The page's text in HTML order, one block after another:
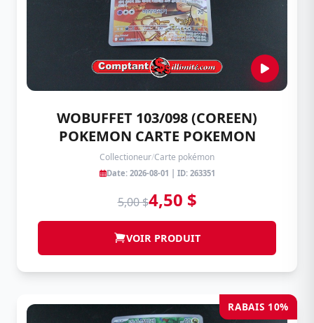
WOBUFFET 103/098 (COREEN)
POKEMON CARTE POKEMON
Collectioneur/Carte pokémon
Date: 2026-08-01 | ID: 263351
5,00 $4,50 $
VOIR PRODUIT
RABAIS 10%